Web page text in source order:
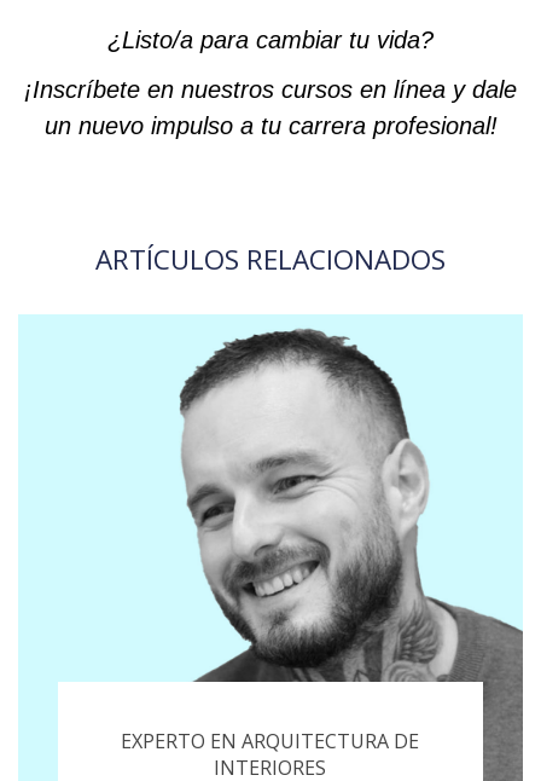
¿Listo/a para cambiar tu vida?
¡Inscríbete en nuestros cursos en línea y dale
un nuevo impulso a tu carrera profesional!
ARTÍCULOS RELACIONADOS
EXPERTO EN ARQUITECTURA DE
INTERIORES